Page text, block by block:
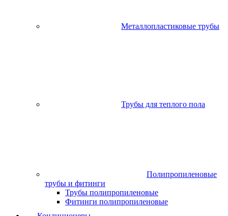
Металлопластиковые трубы
Трубы для теплого пола
Полипропиленовые
трубы и фитинги
Трубы полипропиленовые
Фитинги полипропиленовые